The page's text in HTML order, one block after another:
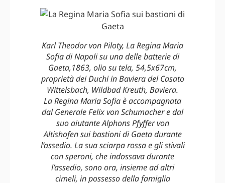
Karl Theodor von Piloty, La Regina Maria
Sofia di Napoli su una delle batterie di
Gaeta,1863, olio su tela, 54,5x67cm,
proprietà dei Duchi in Baviera del Casato
Wittelsbach, Wildbad Kreuth, Baviera.
La Regina Maria Sofia è accompagnata
dal Generale Felix von Schumacher e dal
suo aiutante Alphons Pfyffer von
Altishofen sui bastioni di Gaeta durante
l’assedio. La sua sciarpa rossa e gli stivali
con speroni, che indossava durante
l’assedio, sono ora, insieme ad altri
cimeli, in possesso della famiglia